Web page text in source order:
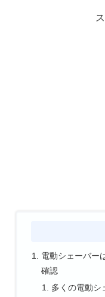
電動シェーバー
確認
多くの電動シ